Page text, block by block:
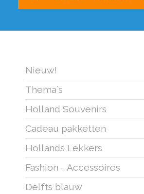
Nieuw!
Thema`s
Holland Souvenirs
Cadeau pakketten
Hollands Lekkers
Fashion - Accessoires
Delfts blauw